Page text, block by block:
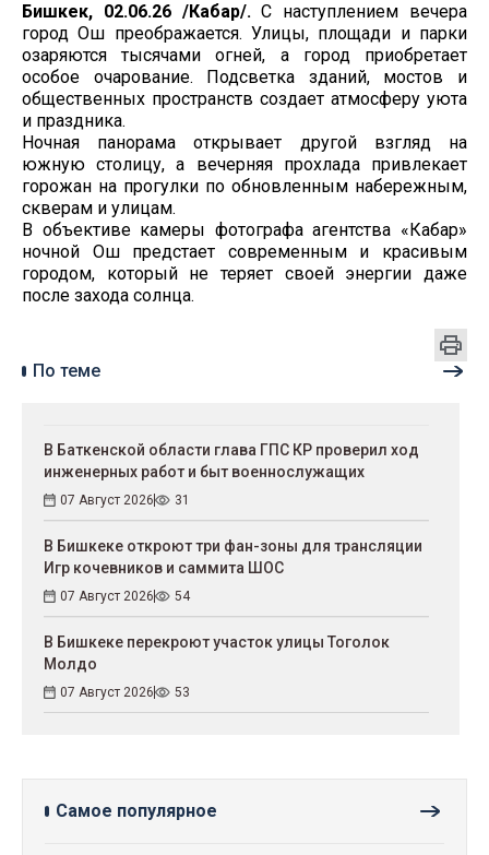
Бишкек, 02.06.26 /Кабар/.С наступлением вечера
город Ош преображается. Улицы, площади и парки
озаряются тысячами огней, а город приобретает
особое очарование. Подсветка зданий, мостов и
общественных пространств создает атмосферу уюта
и праздника.
Ночная панорама открывает другой взгляд на
южную столицу, а вечерняя прохлада привлекает
горожан на прогулки по обновленным набережным,
скверам и улицам.
В объективе камеры фотографа агентства «Кабар»
ночной Ош предстает современным и красивым
городом, который не теряет своей энергии даже
после захода солнца.
По теме
В Баткенской области глава ГПС КР проверил ход
инженерных работ и быт военнослужащих
07 Август 2026 31
В Бишкеке откроют три фан-зоны для трансляции
Игр кочевников и саммита ШОС
07 Август 2026 54
В Бишкеке перекроют участок улицы Тоголок
Молдо
07 Август 2026 53
Самое популярное